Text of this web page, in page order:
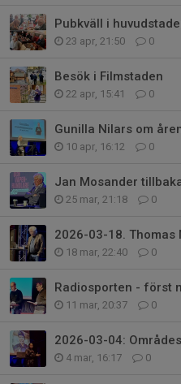
Pubkväll i
23 apr, 21:50 0
Besök i Filmstaden
22 apr, 15:41 0
Gunilla Nilars om
10 apr, 16:12 0
Jan Mosander
25 mar, 21:18 0
2026-03-18. Thomas
18 mar, 22:40 0
Radiosporten - först
11 mar, 20:37 0
2026-03-04:
4 mar, 16:17 0